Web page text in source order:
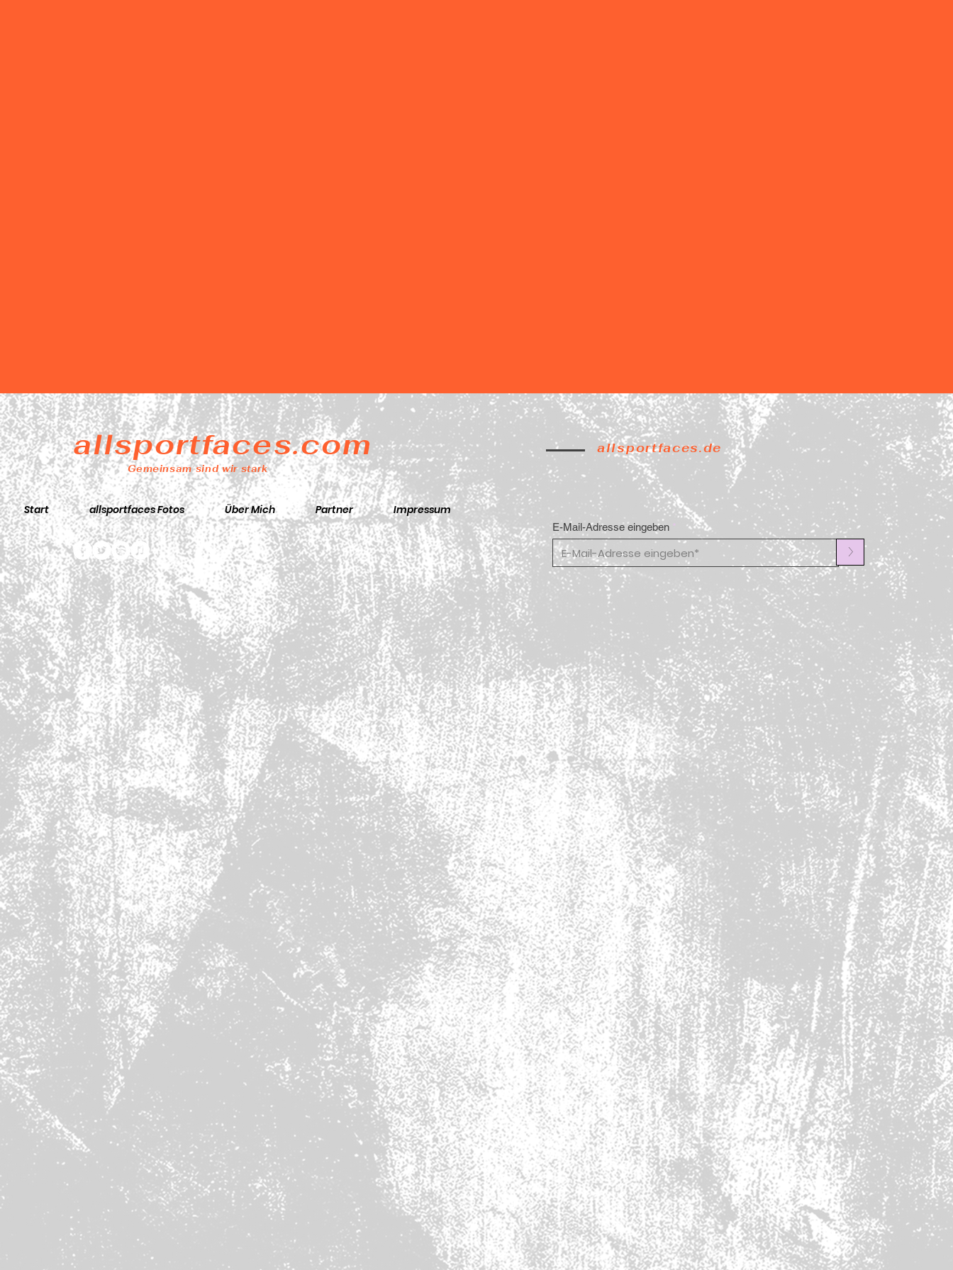
allsportfaces.com
Gemeinsam sind wir stark
Start allsportfaces Fotos Über Mich Partner Impressum
allsportfaces.de
E-Mail-Adresse eingeben
>